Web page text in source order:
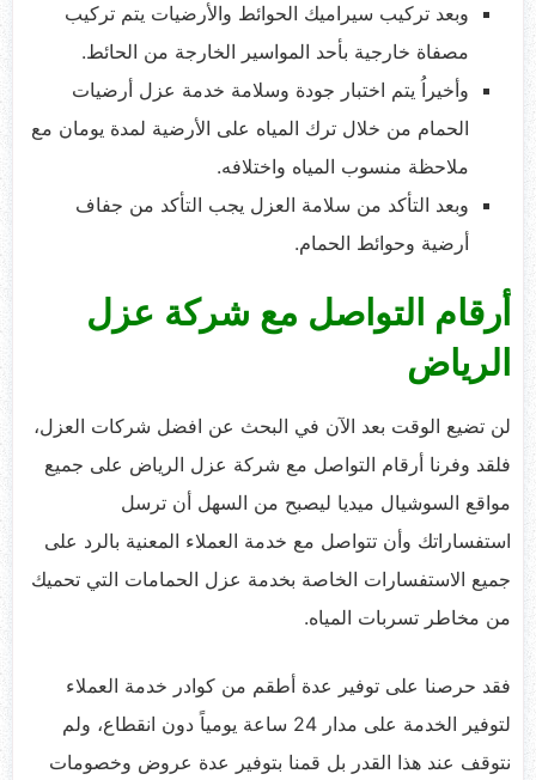
وبعد تركيب سيراميك الحوائط والأرضيات يتم تركيب
مصفاة خارجية بأحد المواسير الخارجة من الحائط.
وأخيراُ يتم اختبار جودة وسلامة خدمة عزل أرضيات
الحمام من خلال ترك المياه على الأرضية لمدة يومان مع
ملاحظة منسوب المياه واختلافه.
وبعد التأكد من سلامة العزل يجب التأكد من جفاف
أرضية وحوائط الحمام.
أرقام التواصل مع شركة عزل
الرياض
لن تضيع الوقت بعد الآن في البحث عن افضل شركات العزل،
فلقد وفرنا أرقام التواصل مع شركة عزل الرياض على جميع
مواقع السوشيال ميديا ليصبح من السهل أن ترسل
استفساراتك وأن تتواصل مع خدمة العملاء المعنية بالرد على
جميع الاستفسارات الخاصة بخدمة عزل الحمامات التي تحميك
من مخاطر تسربات المياه.
فقد حرصنا على توفير عدة أطقم من كوادر خدمة العملاء
لتوفير الخدمة على مدار 24 ساعة يومياً دون انقطاع، ولم
نتوقف عند هذا القدر بل قمنا بتوفير عدة عروض وخصومات